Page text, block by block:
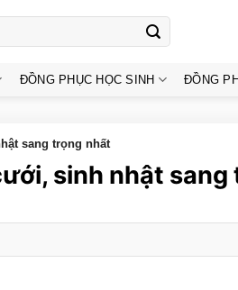
ĐỒNG PHỤC HỌC SINH ĐỒNG
sang trọng nhất
sinh nhật